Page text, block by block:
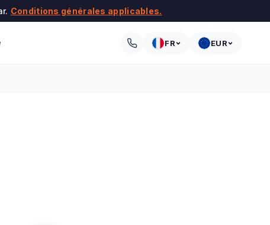
Conditions générales applicables.
FR EUR